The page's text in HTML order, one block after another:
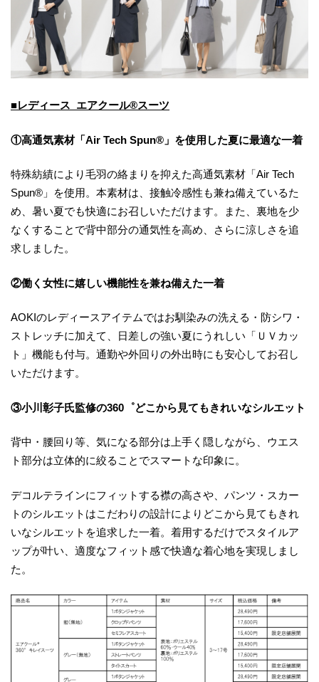
■レディース エアクール®スーツ
①高通気素材「Air Tech Spun®」を使用した夏に最適な一着
特殊紡績により毛羽の絡まりを抑えた高通気素材「Air Tech
Spun®」を使用。本素材は、接触冷感性も兼ね備えているた
め、暑い夏でも快適にお召しいただけます。また、裏地を少
なくすることで背中部分の通気性を高め、さらに涼しさを追
求しました。
②働く女性に嬉しい機能性を兼ね備えた一着
AOKIのレディースアイテムではお馴染みの洗える・防シワ・
ストレッチに加えて、日差しの強い夏にうれしい「ＵＶカッ
ト」機能も付与。通勤や外回りの外出時にも安心してお召し
いただけます。
③小川彰子氏監修の360゜どこから見てもきれいなシルエット
背中・腰回り等、気になる部分は上手く隠しながら、ウエス
ト部分は立体的に絞ることでスマートな印象に。
デコルテラインにフィットする襟の高さや、パンツ・スカー
トのシルエットはこだわりの設計によりどこから見てもきれ
いなシルエットを追求した一着。着用するだけでスタイルア
ップが叶い、適度なフィット感で快適な着心地を実現しまし
た。